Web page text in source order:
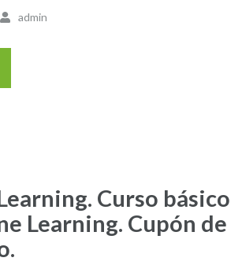
admin
Curso básico
Learning. Cupón de